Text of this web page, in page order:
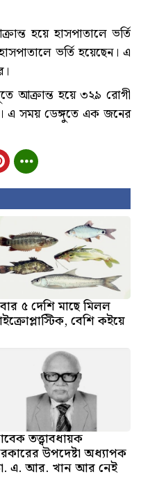
হয়ে হাসপাতালে ভর্তি
ভর্তি হয়েছেন। এ
আক্রান্ত হয়ে ৩২৯ রোগী
এ সময় ডেঙ্গুতে এক জনের
৫ দেশি মাছে মিলল
বেশি কইয়ে
তত্ত্বাবধায়ক
উপদেষ্টা অধ্যাপক
এ. আর. খান আর নেই